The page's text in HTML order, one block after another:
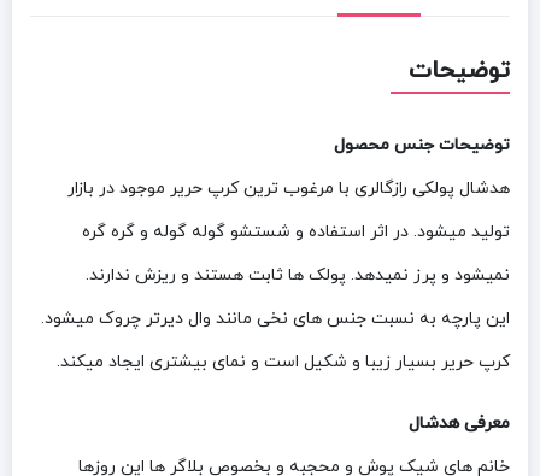
توضیحات
توضیحات جنس محصول
هدشال پولکی رازگالری با مرغوب ترین کرپ حریر موجود در بازار
تولید میشود. در اثر استفاده و شستشو گوله گوله و گره گره
نمیشود و پرز نمیدهد. پولک ها ثابت هستند و ریزش ندارند.
این پارچه به نسبت جنس های نخی مانند وال دیرتر چروک میشود.
کرپ حریر بسیار زیبا و شکیل است و نمای بیشتری ایجاد میکند.
معرفی هدشال
خانم های شیک پوش و محجبه و بخصوص بلاگر ها این روزها